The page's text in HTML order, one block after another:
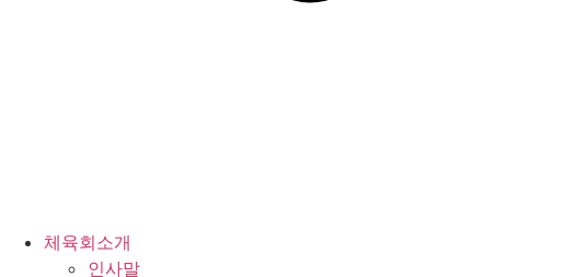
체육회소개
인사말